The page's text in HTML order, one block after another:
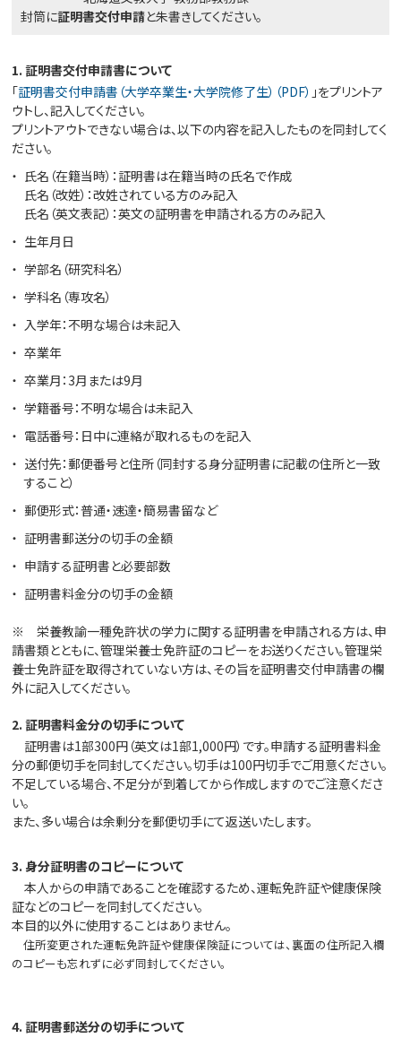
封筒に証明書交付申請と朱書きしてください。
1. 証明書交付申請書について
「証明書交付申請書（大学卒業生・大学院修了生）（PDF） 」をプリントア
ウトし、記入してください。
プリントアウトできない場合は、以下の内容を記入したものを同封してく
ださい。
氏名（在籍当時）：証明書は在籍当時の氏名で作成
氏名（改姓）：改姓されている方のみ記入
氏名（英文表記）：英文の証明書を申請される方のみ記入
生年月日
学部名（研究科名）
学科名（専攻名）
入学年：不明な場合は未記入
卒業年
卒業月：3月または9月
学籍番号：不明な場合は未記入
電話番号：日中に連絡が取れるものを記入
送付先：郵便番号と住所（同封する身分証明書に記載の住所と一致
すること）
郵便形式：普通・速達・簡易書留など
証明書郵送分の切手の金額
申請する証明書と必要部数
証明書料金分の切手の金額
※ 栄養教諭一種免許状の学力に関する証明書を申請される方は、申
請書類とともに、管理栄養士免許証のコピーをお送りください。管理栄
養士免許証を取得されていない方は、その旨を証明書交付申請書の欄
外に記入してください。
2. 証明書料金分の切手について
証明書は1部300円（英文は1部1,000円）です。申請する証明書料金
分の郵便切手を同封してください。切手は100円切手でご用意ください。
不足している場合、不足分が到着してから作成しますのでご注意くださ
い。
また、多い場合は余剰分を郵便切手にて返送いたします。
3. 身分証明書のコピーについて
本人からの申請であることを確認するため、運転免許証や健康保険
証などのコピーを同封してください。
本目的以外に使用することはありません。
住所変更された運転免許証や健康保険証については、裏面の住所記入欄
のコピーも忘れずに必ず同封してください。
4. 証明書郵送分の切手について